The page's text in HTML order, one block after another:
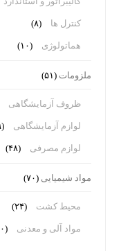
کنترل ها (۸)
هماتولوژی (۱۰)
ملزومات (۵۱)
ظروف آزمایشگاهی
لوازم آزمایشگاهی (۴۹)
لوازم مصرفی (۴۸)
مواد شیمیایی (۷۰)
محیط کشت (۲۴)
مواد آلی و معدنی (۲۳۰)